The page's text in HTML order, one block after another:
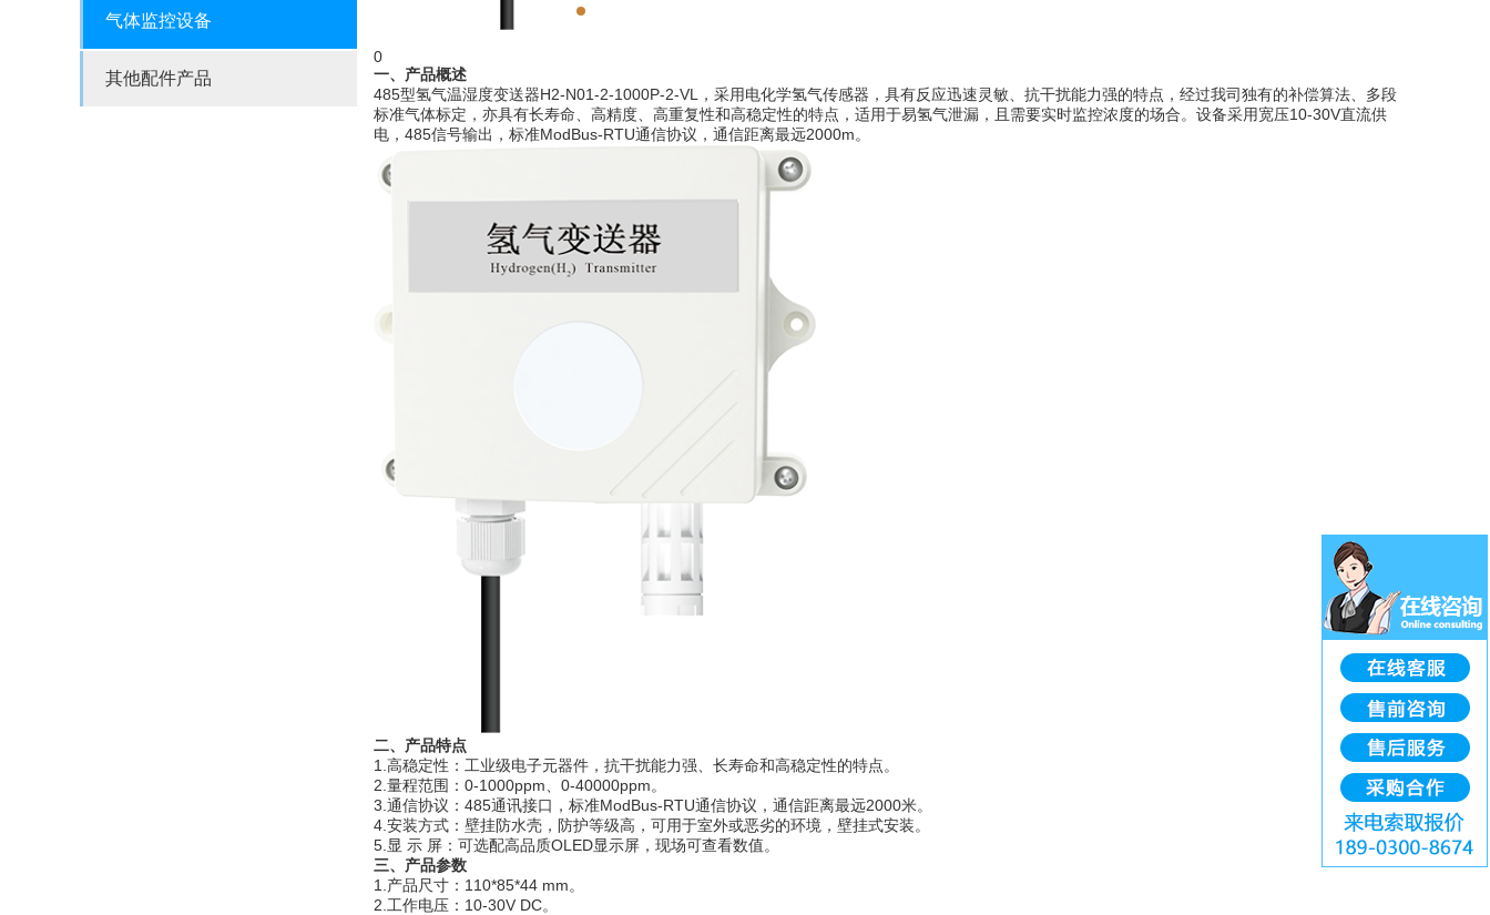
气体监控设备
其他配件产品
0
一、 产品概述
485型氢气温湿度变送器H2-N01-2-1000P-2-VL，采用电化学氢气传感器，具有反应迅速灵敏、抗干扰能力强的特点，经过我司独有的补偿算法、多段
标准气体标定，亦具有长寿命、高精度、高重复性和高稳定性的特点，适用于易氢气泄漏，且需要实时监控浓度的场合。设备采用宽压10-30V直流供
电，485信号输出，标准ModBus-RTU通信协议，通信距离最远2000m。
二、产品特点
1.高稳定性：工业级电子元器件，抗干扰能力强、长寿命和高稳定性的特点。
2.量程范围：0-1000ppm、0-40000ppm。
3.通信协议：485通讯接口，标准ModBus-RTU通信协议，通信距离最远2000米。
4.安装方式：壁挂防水壳，防护等级高，可用于室外或恶劣的环境，壁挂式安装。
5.显 示 屏：可选配高品质OLED显示屏，现场可查看数值。
三、产品参数
1.产品尺寸：110*85*44 mm。
2.工作电压：10-30V DC。